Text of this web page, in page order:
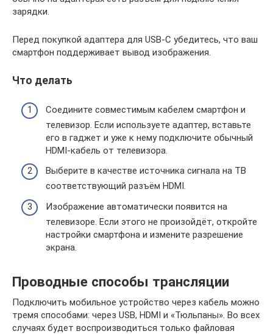
зарядки.
Перед покупкой адаптера для USB-C убедитесь, что ваш
смартфон поддерживает вывод изображения.
Что делать
Соедините совместимым кабелем смартфон и
телевизор. Если используете адаптер, вставьте
его в гаджет и уже к нему подключите обычный
HDMI-кабель от телевизора.
Выберите в качестве источника сигнала на ТВ
соответствующий разъём HDMI.
Изображение автоматически появится на
телевизоре. Если этого не произойдёт, откройте
настройки смартфона и измените разрешение
экрана.
Проводные способы трансляции
Подключить мобильное устройство через кабель можно
тремя способами: через USB, HDMI и «Тюльпаны». Во всех
случаях будет воспроизводиться только файловая